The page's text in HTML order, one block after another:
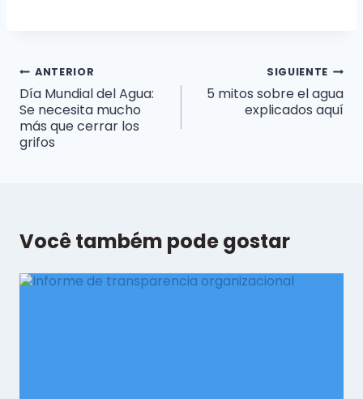
Navegación
de
entradas
ANTERIOR
Día Mundial del Agua:
Se necesita mucho
más que cerrar los
grifos
SIGUIENTE
5 mitos sobre el agua
explicados aquí
Você também pode gostar